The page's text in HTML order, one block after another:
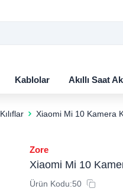
Kablolar Akıllı Saat
Kılıflar Xiaomi Mi 10 Kamera
Zore
Xiaomi Mi 10
Ürün Kodu:50